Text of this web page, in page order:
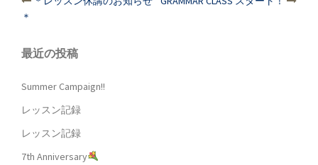
稿
ビ
ー
シ
ョ
ン
＊
最近の投稿
Summer Campaign!!
レッスン記録
レッスン記録
7th Anniversary